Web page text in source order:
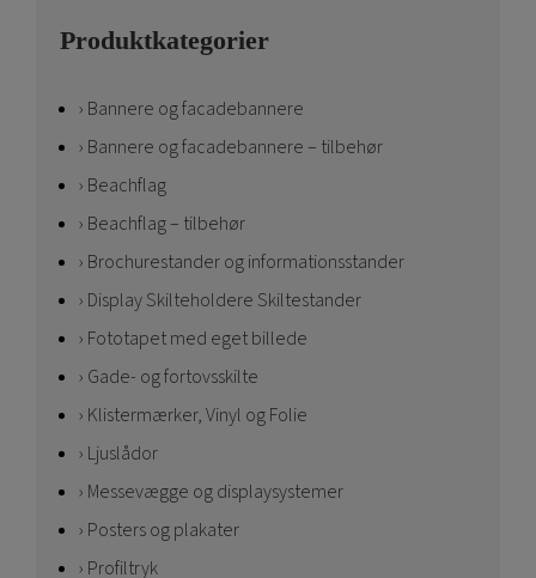
Produktkategorier
Bannere og facadebannere
Bannere og facadebannere – tilbehør
Beachflag
Beachflag – tilbehør
Brochurestander og informationsstander
Display Skilteholdere Skiltestander
Fototapet med eget billede
Gade- og fortovsskilte
Klistermærker, Vinyl og Folie
Ljuslådor
Messevægge og displaysystemer
Posters og plakater
Profiltryk